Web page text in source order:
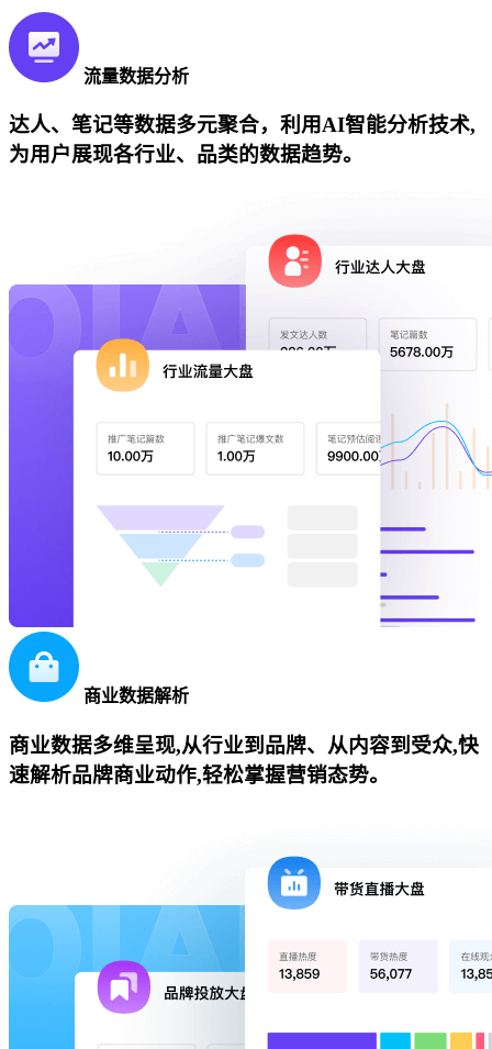
流量数据分析
达人、笔记等数据多元聚合，利用AI智能分析技术,
为用户展现各行业、品类的数据趋势。
商业数据解析
商业数据多维呈现,从行业到品牌、从内容到受众,快
速解析品牌商业动作,轻松掌握营销态势。